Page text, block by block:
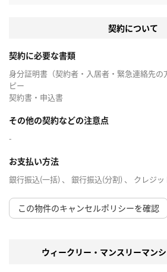
契約について
契約に必要な書類
身分証明書（契約者・入居者・緊急連絡先の
ピー
契約書・申込書
その他の契約などの注意点
-
お支払い方法
銀行振込(一括) 、 銀行振込(分割) 、 クレジッ
この物件のキャンセルポリシーを確認
ウィークリー・マンスリーマン